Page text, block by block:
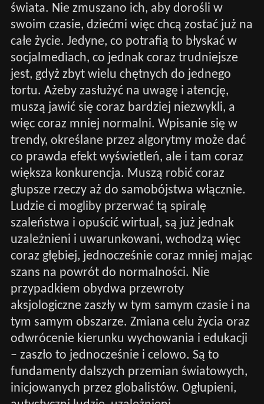
świata. Nie zmuszano ich, aby dorośli w
swoim czasie, dziećmi więc chcą zostać już na
całe życie. Jedyne, co potrafią to błyskać w
socjalmediach, co jednak coraz trudniejsze
jest, gdyż zbyt wielu chętnych do jednego
tortu. Ażeby zasłużyć na uwagę i atencję,
muszą jawić się coraz bardziej niezwykli, a
więc coraz mniej normalni. Wpisanie się w
trendy, określane przez algorytmy może dać
co prawda efekt wyświetleń, ale i tam coraz
większa konkurencja. Muszą robić coraz
głupsze rzeczy aż do samobójstwa włącznie.
Ludzie ci mogliby przerwać tą spiralę
szaleństwa i opuścić wirtual, są już jednak
uzależnieni i uwarunkowani, wchodzą więc
coraz głębiej, jednocześnie coraz mniej mając
szans na powrót do normalności. Nie
przypadkiem obydwa przewroty
aksjologiczne zaszły w tym samym czasie i na
tym samym obszarze. Zmiana celu życia oraz
odwrócenie kierunku wychowania i edukacji
– zaszło to jednocześnie i celowo. Są to
fundamenty dalszych przemian światowych,
inicjowanych przez globalistów. Ogłupieni,